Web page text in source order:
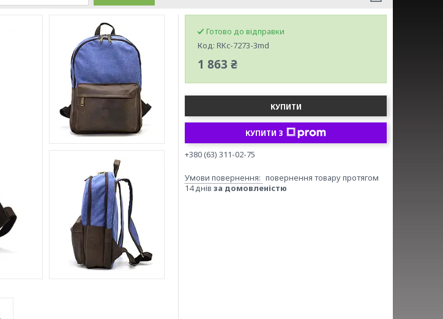
Готово до відправки
Код: RKc-7273-3md
1 863 ₴
КУПИТИ
КУПИТИ З
+380 (63) 311-02-75
повернення товару протягом
14 днів за домовленістю